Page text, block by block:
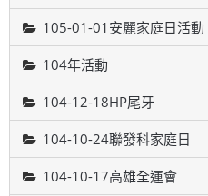
105-01-01安麗家庭日活動
104年活動
104-12-18HP尾牙
104-10-24聯發科家庭日
104-10-17高雄全運會